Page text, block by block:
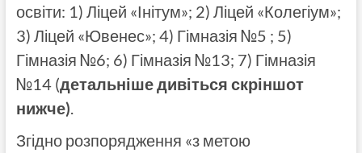
освіти: 1) Ліцей «Інітум»; 2) Ліцей «Колегіум»;
3) Ліцей «Ювенес»; 4) Гімназія №5 ; 5)
Гімназія №6; 6) Гімназія №13; 7) Гімназія
№14 (детальніше дивіться скріншот
нижче)
Згідно розпорядження «з метою